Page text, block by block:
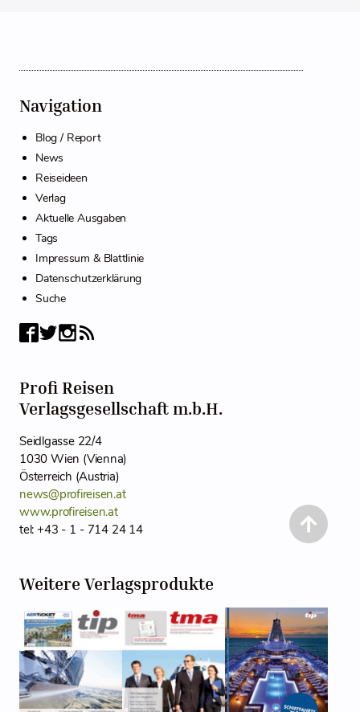
Navigation
Blog / Report
News
Reiseideen
Verlag
Aktuelle Ausgaben
Tags
Impressum & Blattlinie
Datenschutzerklärung
Suche
Profi Reisen
Verlagsgesellschaft m.b.H.
Seidlgasse 22/4
1030 Wien (Vienna)
Österreich (Austria)
news@profireisen.at
www.profireisen.at
tel: +43 - 1 - 714 24 14
Weitere Verlagsprodukte